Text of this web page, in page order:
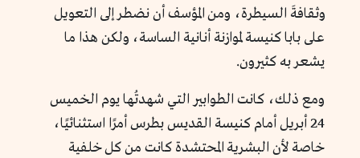
وثقافةَ السيطرة، ومن المؤسف أن نضطر إلى التعويل
على بابا كنيسة لموازنة أنانية الساسة، ولكن هذا ما
يشعر به كثيرون.
ومع ذلك، كانت الطوابير التي شهدتُها يوم الخميس
24 أبريل أمام كنيسة القديس بطرس أمرًا استثنائيًا،
خاصة لأن البشرية المحتشدة كانت من كل خلفية